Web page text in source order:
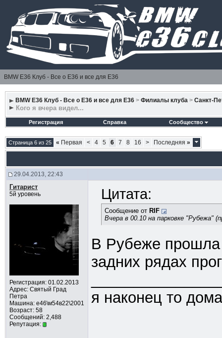
BMW E36 Клуб - Все о Е36 и все для Е36
BMW E36 Клуб - Все о Е36 и все для Е36 > Филиалы клуба > Санкт-
Кого я вчера видел...
Регистрация Справка Сообщество
Страница 6 из 25 « Первая < 4 5 6 7 8 16 > Последняя »
29.04.2013, 22:43
Гитарист
5й уровень
Регистрация: 01.02.2013
Адрес: Cвятый Град
Петра
Машина: е46\м54в22\2001
Возраст: 58
Сообщений: 2,488
Репутация:
Цитата:
Сообщение от RIF
Вчера в 00.10 на парковке "Рубежа"
В Рубеже прошла
задних рядах
я наконец то дома